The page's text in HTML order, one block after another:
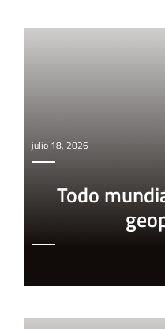
julio 18, 2026
Todo